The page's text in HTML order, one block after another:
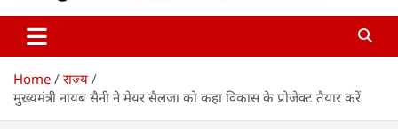
Jyotikan
Home
राज्य
मुख्यमंत्री नायब सैनी ने मेयर सैलजा को कहा विकास के प्रोजेक्ट तैयार करें